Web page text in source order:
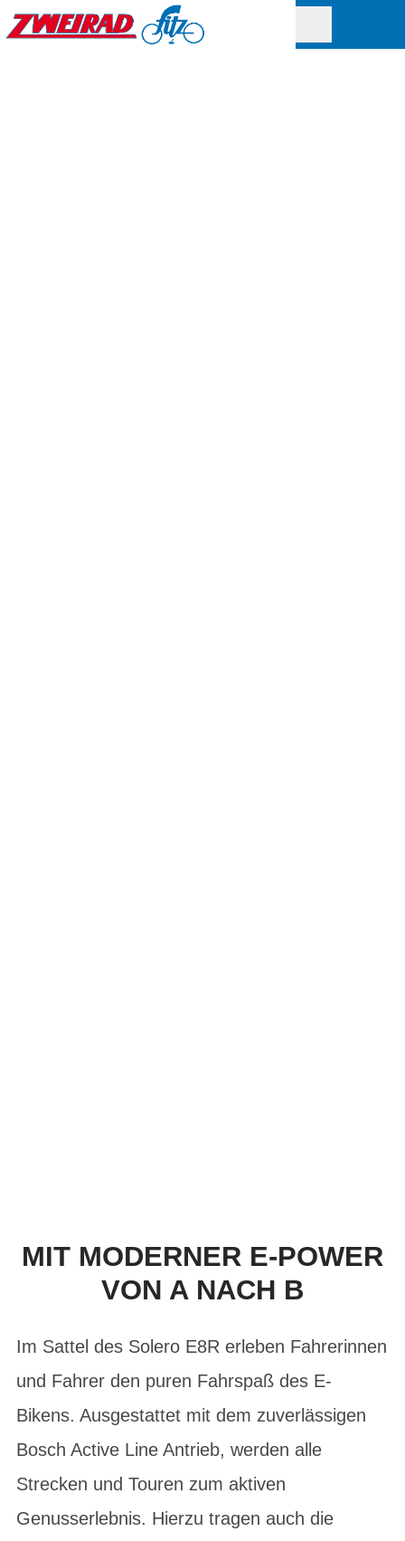
MIT MODERNER E-POWER
VON A NACH B
Im Sattel des Solero E8R erleben Fahrerinnen
und Fahrer den puren Fahrspaß des E-
Bikens. Ausgestattet mit dem zuverlässigen
Bosch Active Line Antrieb, werden alle
Strecken und Touren zum aktiven
Genusserlebnis. Hierzu tragen auch die